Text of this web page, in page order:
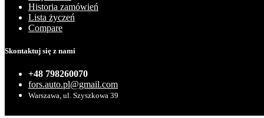
Historia zamówień
Lista życzeń
Compare
Skontaktuj się z nami
+48 798260070
fors.auto.pl@gmail.com
Warszawa, ul. Szyszkowa 39